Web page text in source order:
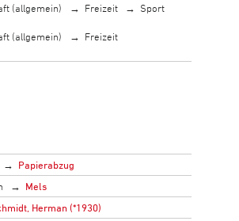
(allgemein) Freizeit
Sport
(allgemein)
Freizeit
Papierabzug
Mels
Herman (*1930)